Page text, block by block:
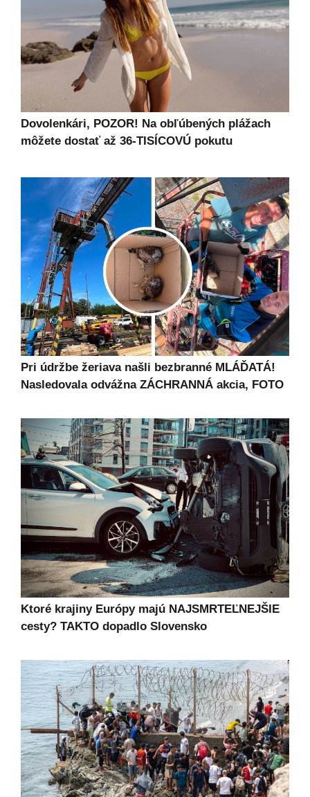
Dovolenkári, POZOR! Na obľúbených plážach
môžete dostať až 36-TISÍCOVÚ pokutu
Pri údržbe žeriava našli bezbranné MLÁĎATÁ!
Nasledovala odvážna ZÁCHRANNÁ akcia, FOTO
Ktoré krajiny Európy majú NAJSMRTEĽNEJŠIE
cesty? TAKTO dopadlo Slovensko